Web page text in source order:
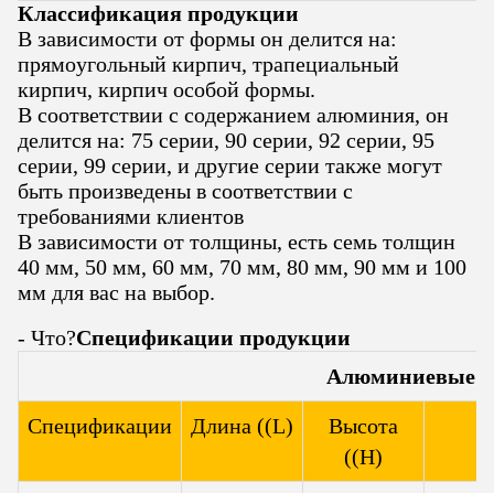
Классификация продукции
В зависимости от формы он делится на:
прямоугольный кирпич, трапециальный
кирпич, кирпич особой формы.
В соответствии с содержанием алюминия, он
делится на: 75 серии, 90 серии, 92 серии, 95
серии, 99 серии, и другие серии также могут
быть произведены в соответствии с
требованиями клиентов
В зависимости от толщины, есть семь толщин
40 мм, 50 мм, 60 мм, 70 мм, 80 мм, 90 мм и 100
мм для вас на выбор.
- Что?Спецификации продукции
Алюминиевые
Спецификации Длина ((L)
Высота
((H)